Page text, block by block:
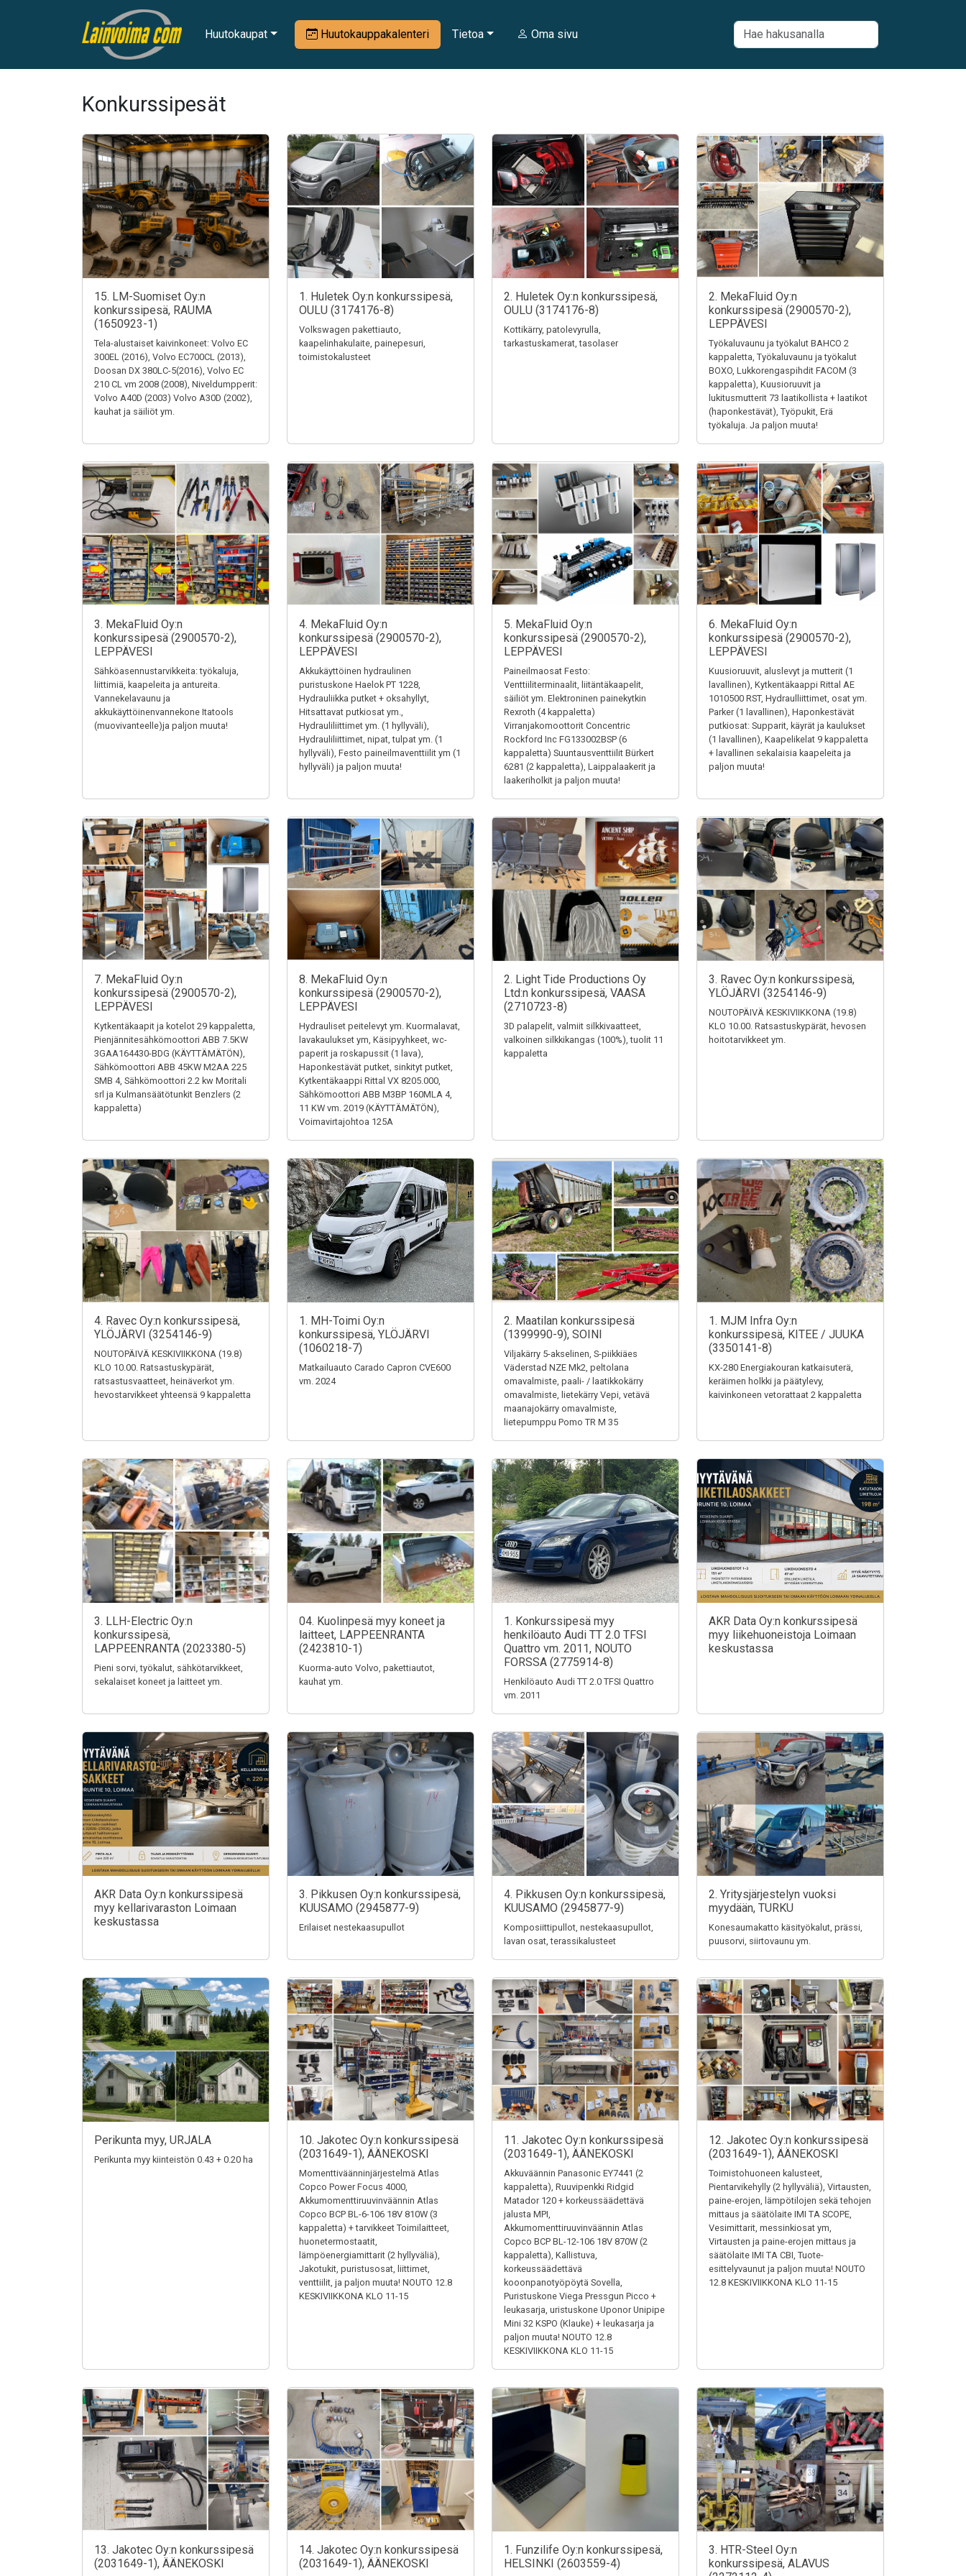
Huutokaupat Huutokauppakalenteri Tietoa Oma sivu
Konkurssipesät
15. LM-Suomiset Oy:n
konkurssipesä, RAUMA
(1650923-1)
Tela-alustaiset kaivinkoneet: Volvo EC
300EL (2016), Volvo EC700CL (2013),
Doosan DX 380LC-5(2016), Volvo EC
210 CL vm 2008 (2008), Niveldumpperit:
Volvo A40D (2003) Volvo A30D (2002),
kauhat ja säiliöt ym.
1. Huletek Oy:n konkurssipesä,
OULU (3174176-8)
Volkswagen pakettiauto,
kaapelinhakulaite, painepesuri,
toimistokalusteet
2. Huletek Oy:n konkurssipesä,
OULU (3174176-8)
Kottikärry, patolevyrulla,
tarkastuskamerat, tasolaser
2. MekaFluid Oy:n
konkurssipesä (2900570-2),
LEPPÄVESI
Työkaluvaunu ja työkalut BAHCO 2
kappaletta, Työkaluvaunu ja työkalut
BOXO, Lukkorengaspihdit FACOM (3
kappaletta), Kuusioruuvit ja
lukitusmutterit 73 laatikollista + laatikot
(haponkestävät), Työpukit, Erä
työkaluja. Ja paljon muuta!
3. MekaFluid Oy:n
konkurssipesä (2900570-2),
LEPPÄVESI
Sähköasennustarvikkeita: työkaluja,
liittimiä, kaapeleita ja antureita.
Vannekelavaunu ja
akkukäyttöinenvannekone Itatools
(muovivanteelle)ja paljon muuta!
4. MekaFluid Oy:n
konkurssipesä (2900570-2),
LEPPÄVESI
Akkukäyttöinen hydraulinen
puristuskone Haelok PT 1228,
Hydrauliikka putket + oksahyllyt,
Hitsattavat putkiosat ym.,
Hydrauliliittimet ym. (1 hyllyväli),
Hydrauliliittimet, nipat, tulpat ym. (1
hyllyväli), Festo paineilmaventtiilit ym (1
hyllyväli) ja paljon muuta!
5. MekaFluid Oy:n
konkurssipesä (2900570-2),
LEPPÄVESI
Paineilmaosat Festo:
Venttiiliterminaalit, liitäntäkaapelit,
säiliöt ym. Elektroninen painekytkin
Rexroth (4 kappaletta)
Virranjakomoottorit Concentric
Rockford Inc FG133002BSP (6
kappaletta) Suuntausventtiilit Bürkert
6281 (2 kappaletta), Laippalaakerit ja
laakeriholkit ja paljon muuta!
6. MekaFluid Oy:n
konkurssipesä (2900570-2),
LEPPÄVESI
Kuusioruuvit, aluslevyt ja mutterit (1
lavallinen), Kytkentäkaappi Rittal AE
1010500 RST, Hydraulliittimet, osat ym.
Parker (1 lavallinen), Haponkestävät
putkiosat: Supparit, käyrät ja kaulukset
(1 lavallinen), Kaapelikelat 9 kappaletta
+ lavallinen sekalaisia kaapeleita ja
paljon muuta!
7. MekaFluid Oy:n
konkurssipesä (2900570-2),
LEPPÄVESI
Kytkentäkaapit ja kotelot 29 kappaletta,
Pienjännitesähkömoottori ABB 7.5KW
3GAA164430-BDG (KÄYTTÄMÄTÖN),
Sähkömoottori ABB 45KW M2AA 225
SMB 4, Sähkömoottori 2.2 kw Moritali
srl ja Kulmansäätötunkit Benzlers (2
kappaletta)
8. MekaFluid Oy:n
konkurssipesä (2900570-2),
LEPPÄVESI
Hydrauliset peitelevyt ym. Kuormalavat,
lavakaulukset ym, Käsipyyhkeet, wc-
paperit ja roskapussit (1 lava),
Haponkestävät putket, sinkityt putket,
Kytkentäkaappi Rittal VX 8205.000,
Sähkömoottori ABB M3BP 160MLA 4,
11 KW vm. 2019 (KÄYTTÄMÄTÖN),
Voimavirtajohtoa 125A
2. Light Tide Productions Oy
Ltd:n konkurssipesä, VAASA
(2710723-8)
3D palapelit, valmiit silkkivaatteet,
valkoinen silkkikangas (100%), tuolit 11
kappaletta
3. Ravec Oy:n konkurssipesä,
YLÖJÄRVI (3254146-9)
NOUTOPÄIVÄ KESKIVIIKKONA (19.8)
KLO 10.00. Ratsastuskypärät, hevosen
hoitotarvikkeet ym.
4. Ravec Oy:n konkurssipesä,
YLÖJÄRVI (3254146-9)
NOUTOPÄIVÄ KESKIVIIKKONA (19.8)
KLO 10.00. Ratsastuskypärät,
ratsastusvaatteet, heinäverkot ym.
hevostarvikkeet yhteensä 9 kappaletta
1. MH-Toimi Oy:n
konkurssipesä, YLÖJÄRVI
(1060218-7)
Matkailuauto Carado Capron CVE600
vm. 2024
2. Maatilan konkurssipesä
(1399990-9), SOINI
Viljakärry 5-akselinen, S-piikkiäes
Väderstad NZE Mk2, peltolana
omavalmiste, paali- / laatikkokärry
omavalmiste, lietekärry Vepi, vetävä
maanajokärry omavalmiste,
lietepumppu Pomo TR M 35
1. MJM Infra Oy:n
konkurssipesä, KITEE / JUUKA
(3350141-8)
KX-280 Energiakouran katkaisuterä,
keräimen holkki ja päätylevy,
kaivinkoneen vetorattaat 2 kappaletta
3. LLH-Electric Oy:n
konkurssipesä,
LAPPEENRANTA (2023380-5)
Pieni sorvi, työkalut, sähkötarvikkeet,
sekalaiset koneet ja laitteet ym.
04. Kuolinpesä myy koneet ja
laitteet, LAPPEENRANTA
(2423810-1)
Kuorma-auto Volvo, pakettiautot,
kauhat ym.
1. Konkurssipesä myy
henkilöauto Audi TT 2.0 TFSI
Quattro vm. 2011, NOUTO
FORSSA (2775914-8)
Henkilöauto Audi TT 2.0 TFSI Quattro
vm. 2011
AKR Data Oy:n konkurssipesä
myy liikehuoneistoja Loimaan
keskustassa
AKR Data Oy:n konkurssipesä
myy kellarivaraston Loimaan
keskustassa
3. Pikkusen Oy:n konkurssipesä,
KUUSAMO (2945877-9)
Erilaiset nestekaasupullot
4. Pikkusen Oy:n konkurssipesä,
KUUSAMO (2945877-9)
Komposiittipullot, nestekaasupullot,
lavan osat, terassikalusteet
2. Yritysjärjestelyn vuoksi
myydään, TURKU
Konesaumakatto käsityökalut, prässi,
puusorvi, siirtovaunu ym.
Perikunta myy, URJALA
Perikunta myy kiinteistön 0.43 + 0.20 ha
10. Jakotec Oy:n konkurssipesä
(2031649-1), ÄÄNEKOSKI
Momenttiväänninjärjestelmä Atlas
Copco Power Focus 4000,
Akkumomenttiruuvinväännin Atlas
Copco BCP BL-6-106 18V 810W (3
kappaletta) + tarvikkeet Toimilaitteet,
huonetermostaatit,
lämpöenergiamittarit (2 hyllyväliä),
Jakotukit, puristusosat, liittimet,
venttiilit, ja paljon muuta! NOUTO 12.8
KESKIVIIKKONA KLO 11-15
11. Jakotec Oy:n konkurssipesä
(2031649-1), ÄÄNEKOSKI
Akkuväännin Panasonic EY7441 (2
kappaletta), Ruuvipenkki Ridgid
Matador 120 + korkeussäädettävä
jalusta MPI,
Akkumomenttiruuvinväännin Atlas
Copco BCP BL-12-106 18V 870W (2
kappaletta), Kallistuva,
korkeussäädettävä
kooonpanotyöpöytä Sovella,
Puristuskone Viega Pressgun Picco +
leukasarja, uristuskone Uponor Unipipe
Mini 32 KSPO (Klauke) + leukasarja ja
paljon muuta! NOUTO 12.8
KESKIVIIKKONA KLO 11-15
12. Jakotec Oy:n konkurssipesä
(2031649-1), ÄÄNEKOSKI
Toimistohuoneen kalusteet,
Pientarvikehylly (2 hyllyväliä), Virtausten,
paine-erojen, lämpötilojen sekä tehojen
mittaus ja säätölaite IMI TA SCOPE,
Vesimittarit, messinkiosat ym,
Virtausten ja paine-erojen mittaus ja
säätölaite IMI TA CBI, Tuote-
esittelyvaunut ja paljon muuta! NOUTO
12.8 KESKIVIIKKONA KLO 11-15
13. Jakotec Oy:n konkurssipesä
(2031649-1), ÄÄNEKOSKI
14. Jakotec Oy:n konkurssipesä
(2031649-1), ÄÄNEKOSKI
1. Funzilife Oy:n konkurssipesä,
HELSINKI (2603559-4)
3. HTR-Steel Oy:n
konkurssipesä, ALAVUS